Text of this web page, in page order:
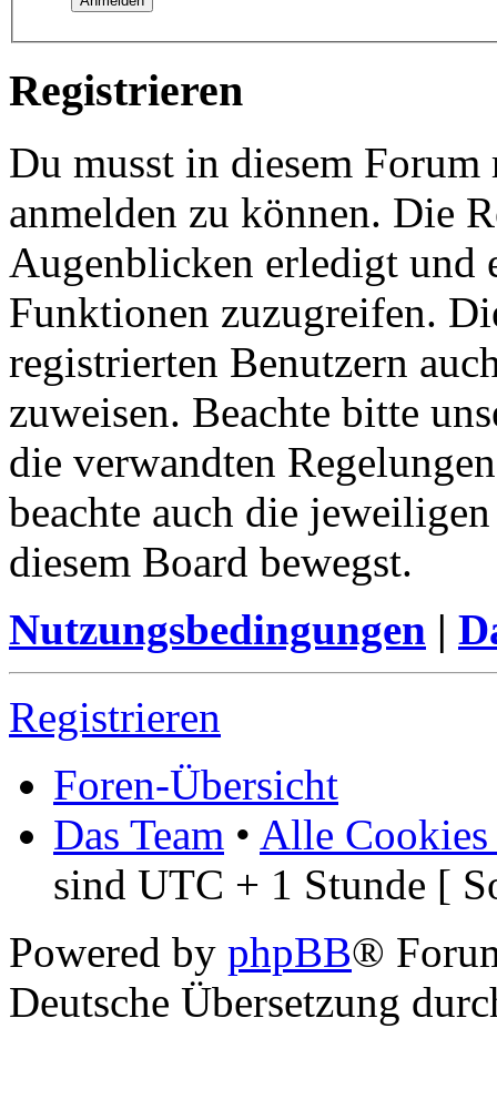
Registrieren
Du musst in diesem
anmelden zu können. Die
Augenblicken erledigt und
Funktionen zuzugreifen.
registrierten Benutzern
zuweisen. Beachte bitte
die verwandten
beachte auch die
diesem Board bewegst.
Nutzungsbedingungen |
Registrieren
Foren-Übersicht
Das Team • Alle Cookies
sind UTC + 1 Stunde [
Powered by phpBB®
Deutsche Übersetzung